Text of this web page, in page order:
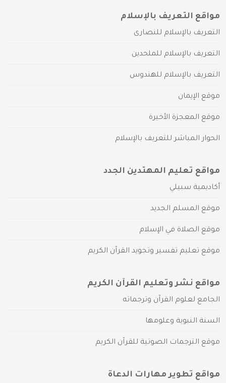
مواقع التعريف بالإسلام
التعريف بالإسلام للنصارى
التعريف بالإسلام للملحدين
التعريف بالإسلام للهندوس
موقع الإيمان
موقع المعجزة الأخيرة
الحوار المباشر للتعريف بالإسلام
مواقع تعليم المهتدين الجدد
أكاديمية سبيلي
موقع المسلم الجديد
موقع الصلاة في الإسلام
موقع تعليم تفسير وتجويد القرآن الكريم
مواقع نشر وتعليم القرآن الكريم
الجامع لعلوم القرآن وترجماته
السنة النبوية وعلومها
موقع الترجمات الصوتية للقرآن الكريم
مواقع تطوير مهارات الدعاة